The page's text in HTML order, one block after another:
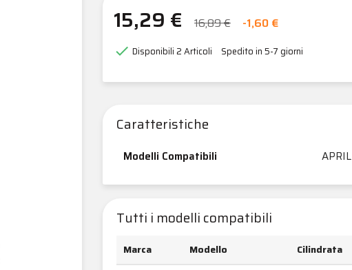
15,29 € 16,89 € -1,60 €
 Disponibili2 Articoli Spedito in 5-7 giorni
Caratteristiche
Modelli Compatibili
Tutti i modelli compatibili
Marca Modello Cilindrata